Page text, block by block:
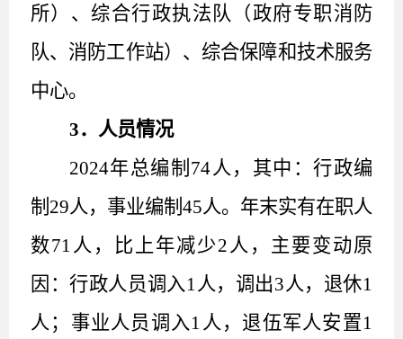
所）、综合行政执法队（政府专职消防
队、消防工作站）、综合保障和技术服务
中心。
3．人员情况
2024年总编制 74 人，其中：行政编
制 29人，事业编制 45人。 年末实有在职人
数71 人 ，比上年减少2 人， 主要变动原
因：行政人员调入 1 人， 调出3 人， 退休1
人；
事业人员 调入 1 人， 退伍军人安置1